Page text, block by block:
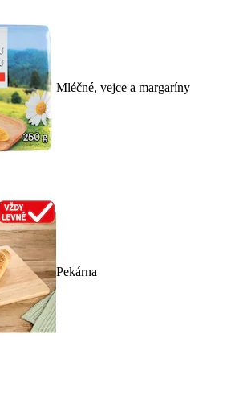
Mléčné, vejce a margaríny
Pekárna